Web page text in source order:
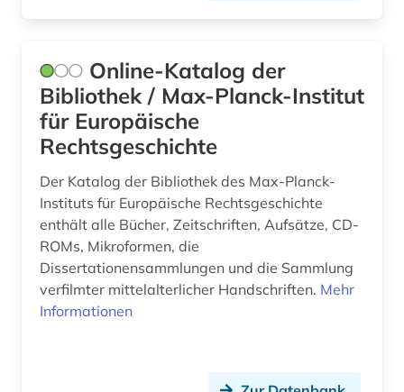
hochschulen (1)
iberoromanistik (1)
imperialismus (1)
indikator (1)
information (1)
inkunabel (1)
internationales arbeitsrecht (2)
Online-Katalog der
Bibliothek / Max-Planck-Institut
für Europäische
Rechtsgeschichte
Der Katalog der Bibliothek des Max-Planck-
Instituts für Europäische Rechtsgeschichte
enthält alle Bücher, Zeitschriften, Aufsätze, CD-
ROMs, Mikroformen, die
Dissertationensammlungen und die Sammlung
verfilmter mittelalterlicher Handschriften. Mehr
Informationen